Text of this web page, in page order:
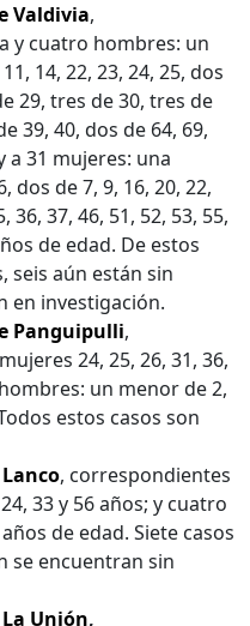
Valdivia,
y cuatro hombres: un
14, 22, 23, 24, 25, dos
29, tres de 30, tres de
39, 40, dos de 64, 69,
a 31 mujeres: una
dos de 7, 9, 16, 20, 22,
36, 37, 46, 51, 52, 53, 55,
de edad. De estos
seis aún están sin
en investigación.
Panguipulli,
24, 25, 26, 31, 36,
un menor de 2,
estos casos son
, correspondientes
33 y 56 años; y cuatro
de edad. Siete casos
se encuentran sin
Unión,